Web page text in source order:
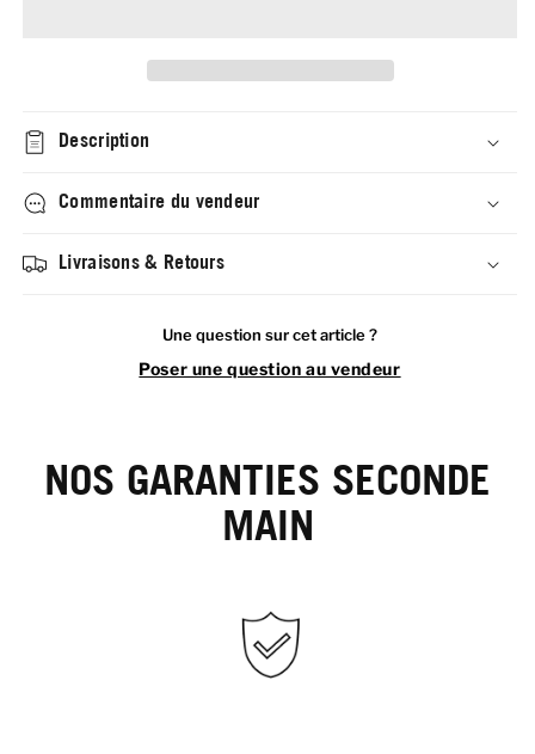
Description
Commentaire du vendeur
Livraisons & Retours
Une question sur cet article ?
Poser une question au vendeur
NOS GARANTIES SECONDE
MAIN